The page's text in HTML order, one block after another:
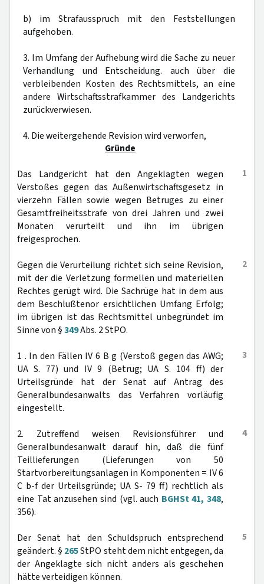
b) im Strafausspruch mit den Feststellungen
aufgehoben.
3. Im Umfang der Aufhebung wird die Sache zu neuer
Verhandlung und Entscheidung. auch über die
verbleibenden Kosten des Rechtsmittels, an eine
andere Wirtschaftsstrafkammer des Landgerichts
zurückverwiesen.
4. Die weitergehende Revision wird verworfen,
Gründe
1
Das Landgericht hat den Angeklagten wegen
Verstoßes gegen das Außenwirtschaftsgesetz in
vierzehn Fällen sowie wegen Betruges zu einer
Gesamtfreiheitsstrafe von drei Jahren und zwei
Monaten verurteilt und ihn im übrigen
freigesprochen.
2
Gegen die Verurteilung richtet sich seine Revision,
mit der die Verletzung formellen und materiellen
Rechtes gerügt wird. Die Sachrüge hat in dem aus
dem Beschlußtenor ersichtlichen Umfang Erfolg;
im übrigen ist das Rechtsmittel unbegründet im
Sinne von §349Abs. 2 StPO.
3
1 . In den Fällen IV 6 B g (Verstoß gegen das AWG;
UA S. 77) und IV 9 (Betrug; UA S. 104 ff) der
Urteilsgründe hat der Senat auf Antrag des
Generalbundesanwalts das Verfahren vorläufig
eingestellt.
4
2. Zutreffend weisen Revisionsführer und
Generalbundesanwalt darauf hin, daß die fünf
Teillieferungen (Lieferungen von 50
Startvorbereitungsanlagen in Komponenten = IV 6
C b-f der Urteilsgründe; UA S- 79 ff) rechtlich als
eine Tat anzusehen sind (vgl. auch BGHSt 41, 348,
356).
5
Der Senat hat den Schuldspruch entsprechend
geändert. § 265StPO steht dem nicht entgegen, da
der Angeklagte sich nicht anders als geschehen
hätte verteidigen können.